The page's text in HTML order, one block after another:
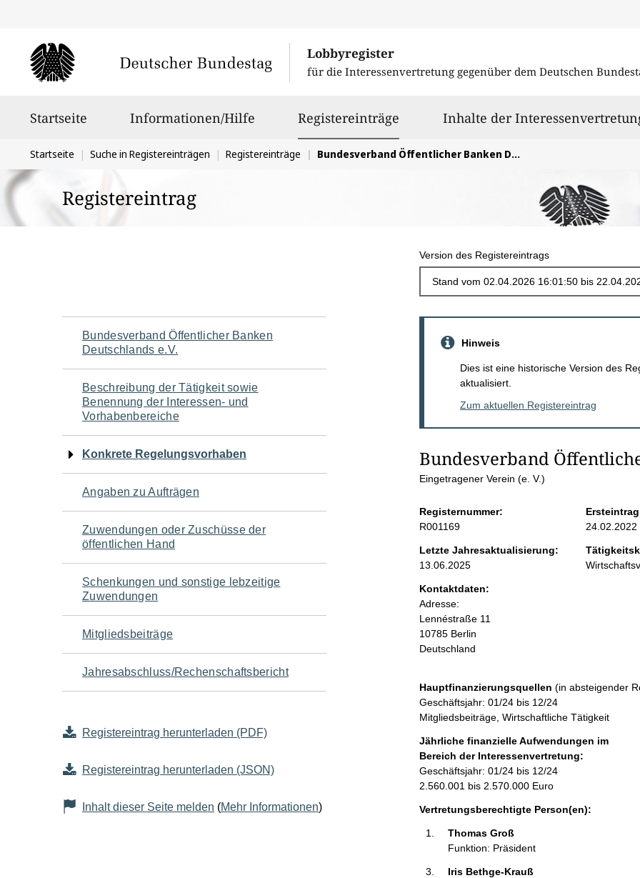
Lobbyregister
für die Interessenvertretung gegenüber dem Deutschen
Startseite Informationen/Hilfe Registereinträge ausgewähltInhalte der
Sie
befinden
sich
hier:
Startseite Suche in Registereinträgen Registereinträge Bundesverband Öffentlicher Banken Deutschlands e.V.
Registereintrag
Version des Registereintrags
Navigation
für
den
Seiteninhalt
Bundesverband Öffentlicher Banken
Deutschlands e.V.
Beschreibung der Tätigkeit sowie
Benennung der Interessen- und
Vorhabenbereiche
Konkrete Regelungsvorhaben
Angaben zu Aufträgen
Zuwendungen oder Zuschüsse der
öffentlichen Hand
Schenkungen und sonstige lebzeitige
Zuwendungen
Mitgliedsbeiträge
Jahresabschluss/Rechenschaftsbericht
Registereintrag herunterladen (PDF)
Registereintrag herunterladen (JSON)
Inhalt dieser Seite melden (Mehr Informationen)
e
n
i
n
h
a
l
t
Hinweis
Dies ist eine historische Version des
aktualisiert.
Zum aktuellen Registereintrag
Bundesverband
Eingetragener Verein (e. V.)
Registernummer:
R001169
24.02.2022
Letzte Jahresaktualisierung:
13.06.2025
Kontaktdaten:
Adresse:
Lennéstraße 11
10785 Berlin
Deutschland
Hauptfinanzierungsquellen (in absteigender
Geschäftsjahr: 01/24 bis 12/24
Mitgliedsbeiträge, Wirtschaftliche Tätigkeit
Jährliche finanzielle Aufwendungen im
Bereich der Interessenvertretung:
Geschäftsjahr: 01/24 bis 12/24
2.560.001 bis 2.570.000 Euro
Vertretungsberechtigte Person(en):
Thomas Groß
Funktion: Präsident
Iris Bethge-Krauß